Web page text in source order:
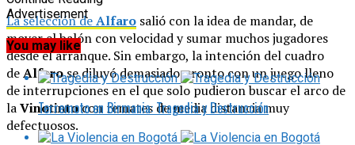
La selección deAlfaro salió con la idea de mandar, de
mover el balón con velocidad y sumar muchos jugadores
desde el arranque. Sin embargo, la intención del cuadro
deAlfarose diluyó demasiado pronto con un juego lleno
de interrupciones en el que solo pudieron buscar el arco de
laVinotintocon remates de media distancia muy
defectuosos.
Advertisement
You may like
Terremoto en Birmania: Tragedia y Destrucción